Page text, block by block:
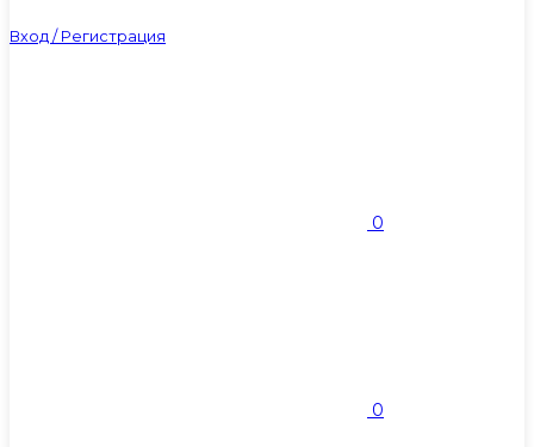
Вход / Регистрация
0
0